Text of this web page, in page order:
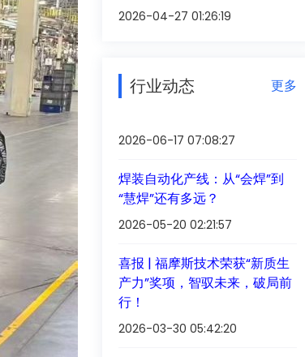
2026-04-27 01:26:19
行业动态 更多
2026-06-17 07:08:27
焊装自动化产线：从“会焊”到
“慧焊”还有多远？
2026-05-20 02:21:57
喜报 | 福摩斯技术荣获“新质生
产力”奖项，智驭未来，破局前
行！
2026-03-30 05:42:20